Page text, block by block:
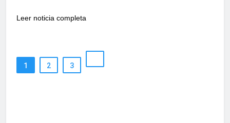
Leer noticia completa
1 2 3